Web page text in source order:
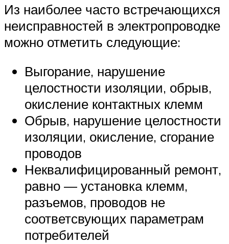
Из наиболее часто встречающихся
неисправностей в электропроводке
можно отметить следующие:
Выгорание, нарушение
целостности изоляции, обрыв,
окисление контактных клемм
Обрыв, нарушение целостности
изоляции, окисление, сгорание
проводов
Неквалифицированный ремонт,
равно — установка клемм,
разъемов, проводов не
соответсвующих параметрам
потребителей